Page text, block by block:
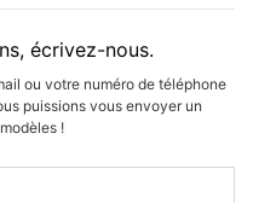
écrivez-nous.
ou votre numéro de téléphone
puissions vous envoyer un
!